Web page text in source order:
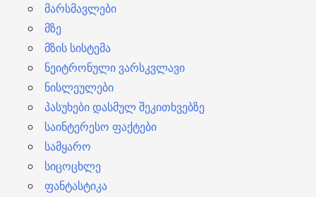
მარსმავლები
მზე
მზის სისტემა
ნეიტრონული ვარსკვლავი
ნისლეულები
პასუხები დასმულ შეკითხვებზე
საინტერესო ფაქტები
სამყარო
სიცოცხლე
ფანტასტიკა